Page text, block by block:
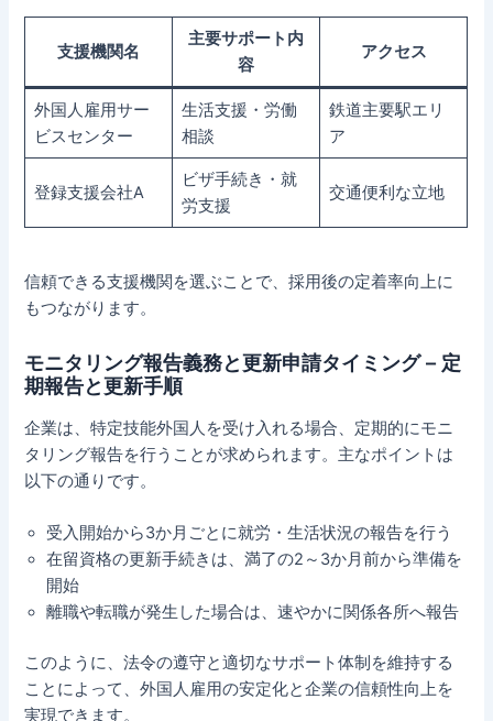
支援機関名
主要サポート内
容
アクセス
外国人雇用サー
ビスセンター
生活支援・労働
相談
鉄道主要駅エリ
ア
登録支援会社A
ビザ手続き・就
労支援
交通便利な立地
信頼できる支援機関を選ぶことで、採用後の定着率向上に
もつながります。
モニタリング報告義務と更新申請タイミング – 定
期報告と更新手順
企業は、特定技能外国人を受け入れる場合、定期的にモニ
タリング報告を行うことが求められます。主なポイントは
以下の通りです。
受入開始から3か月ごとに就労・生活状況の報告を行う
在留資格の更新手続きは、満了の2～3か月前から準備を
開始
離職や転職が発生した場合は、速やかに関係各所へ報告
このように、法令の遵守と適切なサポート体制を維持する
ことによって、外国人雇用の安定化と企業の信頼性向上を
実現できます。